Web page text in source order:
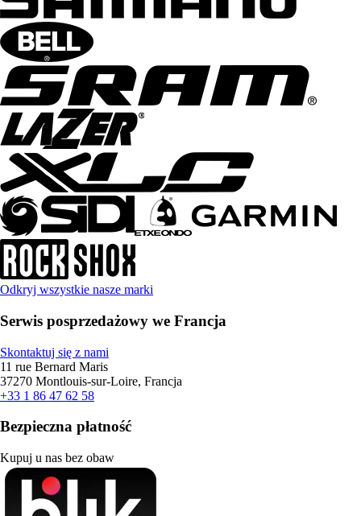
Odkryj wszystkie nasze marki
Serwis posprzedażowy we Francja
Skontaktuj się z nami
11 rue Bernard Maris
37270 Montlouis-sur-Loire, Francja
+33 1 86 47 62 58
Bezpieczna płatność
Kupuj u nas bez obaw